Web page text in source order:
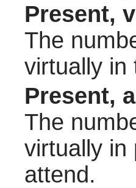
Present,
The
virtually in
Present,
The
virtually in
attend.